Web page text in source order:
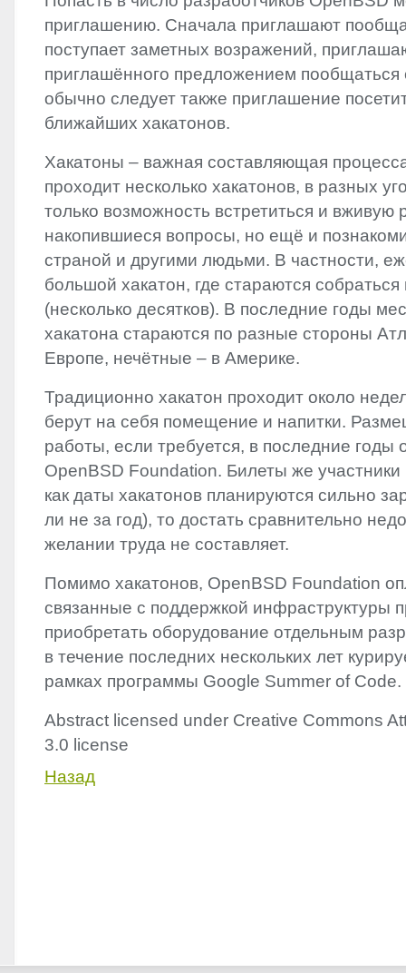
приглашению. Сначала приглашают
поступает заметных возражений,
приглашённого предложением пообщаться
обычно следует также приглашение
ближайших хакатонов.
Хакатоны – важная составляющая
проходит несколько хакатонов, в разных
только возможность встретиться и вживую
накопившиеся вопросы, но ещё и
страной и другими людьми. В частности,
большой хакатон, где стараются собраться
(несколько десятков). В последние годы
хакатона стараются по разные стороны
Европе, нечётные – в Америке.
Традиционно хакатон проходит около
берут на себя помещение и напитки.
работы, если требуется, в последние годы
OpenBSD Foundation. Билеты же участники
как даты хакатонов планируются сильно
ли не за год), то достать сравнительно
желании труда не составляет.
Помимо хакатонов, OpenBSD Foundation
связанные с поддержкой инфраструктуры
приобретать оборудование отдельным
в течение последних нескольких лет
рамках программы Google Summer of Code.
Abstract licensed under Creative Commons
3.0 license
Назад